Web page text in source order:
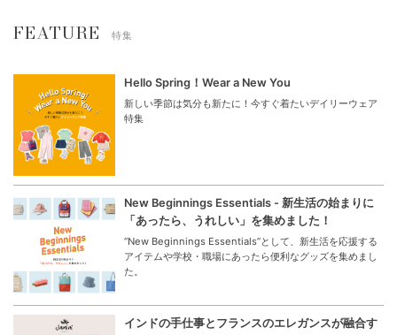
FEATURE 特集
Hello Spring！Wear a New You
新しい季節は気分も新たに！今すぐ着たいデイリーウェア
特集
New Beginnings Essentials - 新生活の始まりに
「あったら、うれしい」を集めました！
“New Beginnings Essentials”として、新生活を応援する
アイテムや学校・職場にあったら便利なグッズを集めまし
た。
インドの手仕事とフランスのエレガンスが融合す